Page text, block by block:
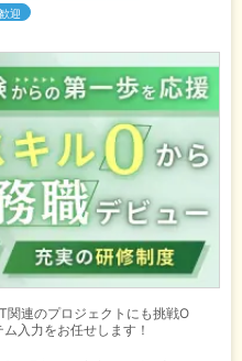
迎
連のプロジェクトにも挑戦O
入力をお任せします！